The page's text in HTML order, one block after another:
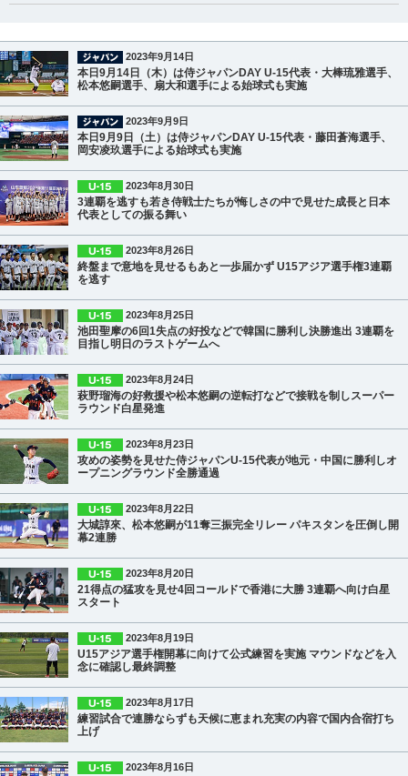
2023年9月14日
本日9月14日（木）は侍ジャパンDAY U-15代表・大棒琉雅選手、
松本悠嗣選手、扇大和選手による始球式も実施
2023年9月9日
本日9月9日（土）は侍ジャパンDAY U-15代表・藤田蒼海選手、
岡安凌玖選手による始球式も実施
2023年8月30日
3連覇を逃すも若き侍戦士たちが悔しさの中で見せた成長と日本
代表としての振る舞い
2023年8月26日
終盤まで意地を見せるもあと一歩届かず U15アジア選手権3連覇
を逃す
2023年8月25日
池田聖摩の6回1失点の好投などで韓国に勝利し決勝進出 3連覇を
目指し明日のラストゲームへ
2023年8月24日
萩野瑠海の好救援や松本悠嗣の逆転打などで接戦を制しスーパー
ラウンド白星発進
2023年8月23日
攻めの姿勢を見せた侍ジャパンU-15代表が地元・中国に勝利しオ
ープニングラウンド全勝通過
2023年8月22日
大城諄來、松本悠嗣が11奪三振完全リレー パキスタンを圧倒し開
幕2連勝
2023年8月20日
21得点の猛攻を見せ4回コールドで香港に大勝 3連覇へ向け白星
スタート
2023年8月19日
U15アジア選手権開幕に向けて公式練習を実施 マウンドなどを入
念に確認し最終調整
2023年8月17日
練習試合で連勝ならずも天候に恵まれ充実の内容で国内合宿打ち
上げ
2023年8月16日